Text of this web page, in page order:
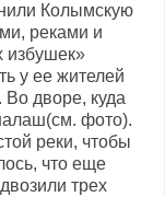
Колымскую
реками и
избушек»
у ее жителей
Во дворе, куда
фото).
реки, чтобы
что еще
трех